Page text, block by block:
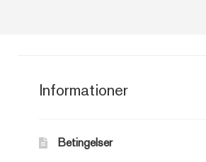
Informationer
Betingelser